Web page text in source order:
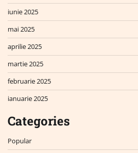
iunie 2025
mai 2025
aprilie 2025
martie 2025
februarie 2025
ianuarie 2025
Categories
Popular